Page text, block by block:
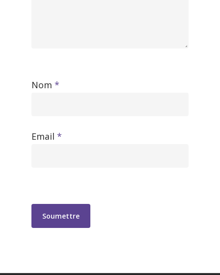
Nom *
Email *